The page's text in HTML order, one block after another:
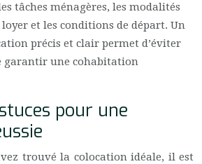
tâches ménagères, les modalités
et les conditions de départ. Un
précis et clair permet d’éviter
garantir une cohabitation
pour une
trouvé la colocation idéale, il est